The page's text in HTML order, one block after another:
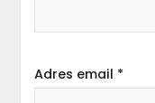
Adres email *